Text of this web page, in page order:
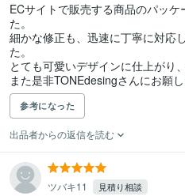
ECサイトで販売する商品のパッ
た。
細かな修正も、迅速に丁寧に対応
た。
とても可愛いデザインに仕上がり
また是非TONEdesingさんにお願し
参考になった
出品者からの返信を読む
ツバキ11 見積り相談